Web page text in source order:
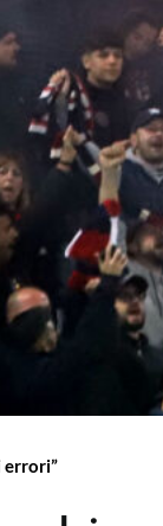
errori”